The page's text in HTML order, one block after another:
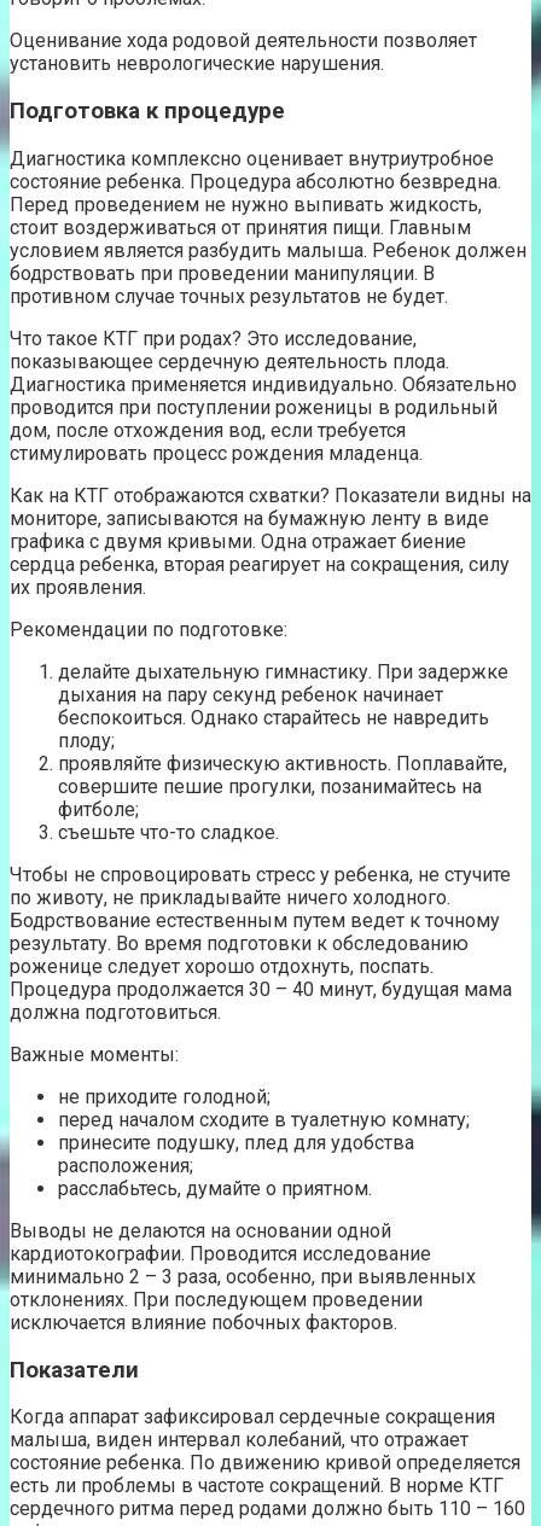
Оценивание хода родовой деятельности позволяет
установить неврологические нарушения.
Подготовка к процедуре
Диагностика комплексно оценивает внутриутробное
состояние ребенка. Процедура абсолютно безвредна.
Перед проведением не нужно выпивать жидкость,
стоит воздерживаться от принятия пищи. Главным
условием является разбудить малыша. Ребенок должен
бодрствовать при проведении манипуляции. В
противном случае точных результатов не будет.
Что такое КТГ при родах? Это исследование,
показывающее сердечную деятельность плода.
Диагностика применяется индивидуально. Обязательно
проводится при поступлении роженицы в родильный
дом, после отхождения вод, если требуется
стимулировать процесс рождения младенца.
Как на КТГ отображаются схватки? Показатели видны на
мониторе, записываются на бумажную ленту в виде
графика с двумя кривыми. Одна отражает биение
сердца ребенка, вторая реагирует на сокращения, силу
их проявления.
Рекомендации по подготовке:
делайте дыхательную гимнастику. При задержке
дыхания на пару секунд ребенок начинает
беспокоиться. Однако старайтесь не навредить
плоду;
проявляйте физическую активность. Поплавайте,
совершите пешие прогулки, позанимайтесь на
фитболе;
съешьте что-то сладкое.
Чтобы не спровоцировать стресс у ребенка, не стучите
по животу, не прикладывайте ничего холодного.
Бодрствование естественным путем ведет к точному
результату. Во время подготовки к обследованию
роженице следует хорошо отдохнуть, поспать.
Процедура продолжается 30 – 40 минут, будущая мама
должна подготовиться.
Важные моменты:
не приходите голодной;
перед началом сходите в туалетную комнату;
принесите подушку, плед для удобства
расположения;
расслабьтесь, думайте о приятном.
Выводы не делаются на основании одной
кардиотокографии. Проводится исследование
минимально 2 – 3 раза, особенно, при выявленных
отклонениях. При последующем проведении
исключается влияние побочных факторов.
Показатели
Когда аппарат зафиксировал сердечные сокращения
малыша, виден интервал колебаний, что отражает
состояние ребенка. По движению кривой определяется
есть ли проблемы в частоте сокращений. В норме КТГ
сердечного ритма перед родами должно быть 110 – 160